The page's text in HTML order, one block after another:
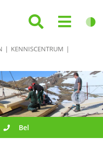
KENNISCENTRUM
Bel